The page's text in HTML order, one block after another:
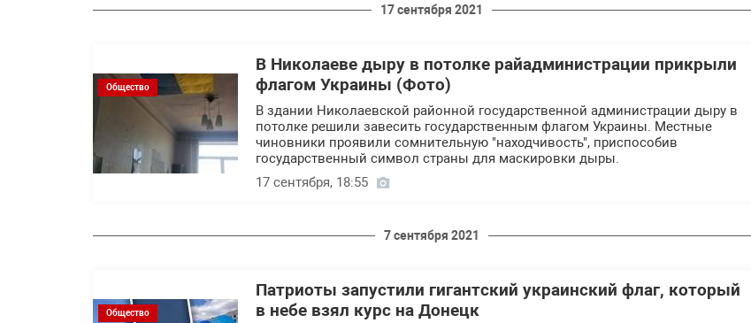
17 сентября 2021
Общество
В Николаеве дыру в потолке райадминистрации прикрыли
флагом Украины (Фото)
В здании Николаевской районной государственной администрации дыру в
потолке решили завесить государственным флагом Украины. Местные
чиновники проявили сомнительную "находчивость", приспособив
государственный символ страны для маскировки дыры.
17 сентября, 18:55
7 сентября 2021
Общество
Патриоты запустили гигантский украинский флаг, который
в небе взял курс на Донецк